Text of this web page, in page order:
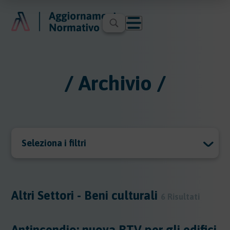
/ Archivio /
Seleziona i filtri
Altri Settori - Beni culturali 6 Risultati